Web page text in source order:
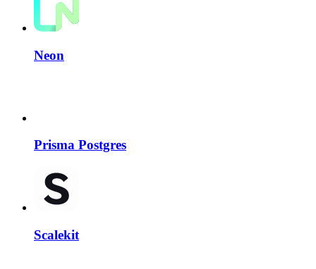
Neon
Prisma Postgres
Scalekit